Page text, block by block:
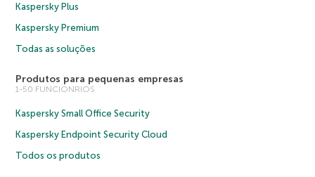
Kaspersky Plus
Kaspersky Premium
Todas as soluções
Produtos para pequenas empresas
1-50 FUNCIONRIOS
Kaspersky Small Office Security
Kaspersky Endpoint Security Cloud
Todos os produtos